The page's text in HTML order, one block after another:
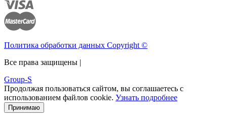
Политика обработки данных Copyright ©
Все права защищены |
Group-S
Продолжая пользоваться сайтом, вы соглашаетесь с
использованием файлов cookie. Узнать подробнее
Принимаю